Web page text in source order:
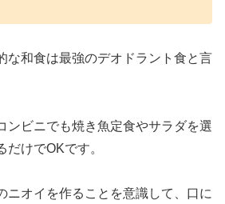
な和食は最強のデオドラント食と言
ンビニでも焼き魚定食やサラダを選
けでOKです。
ニオイを作ることを意識して、口に